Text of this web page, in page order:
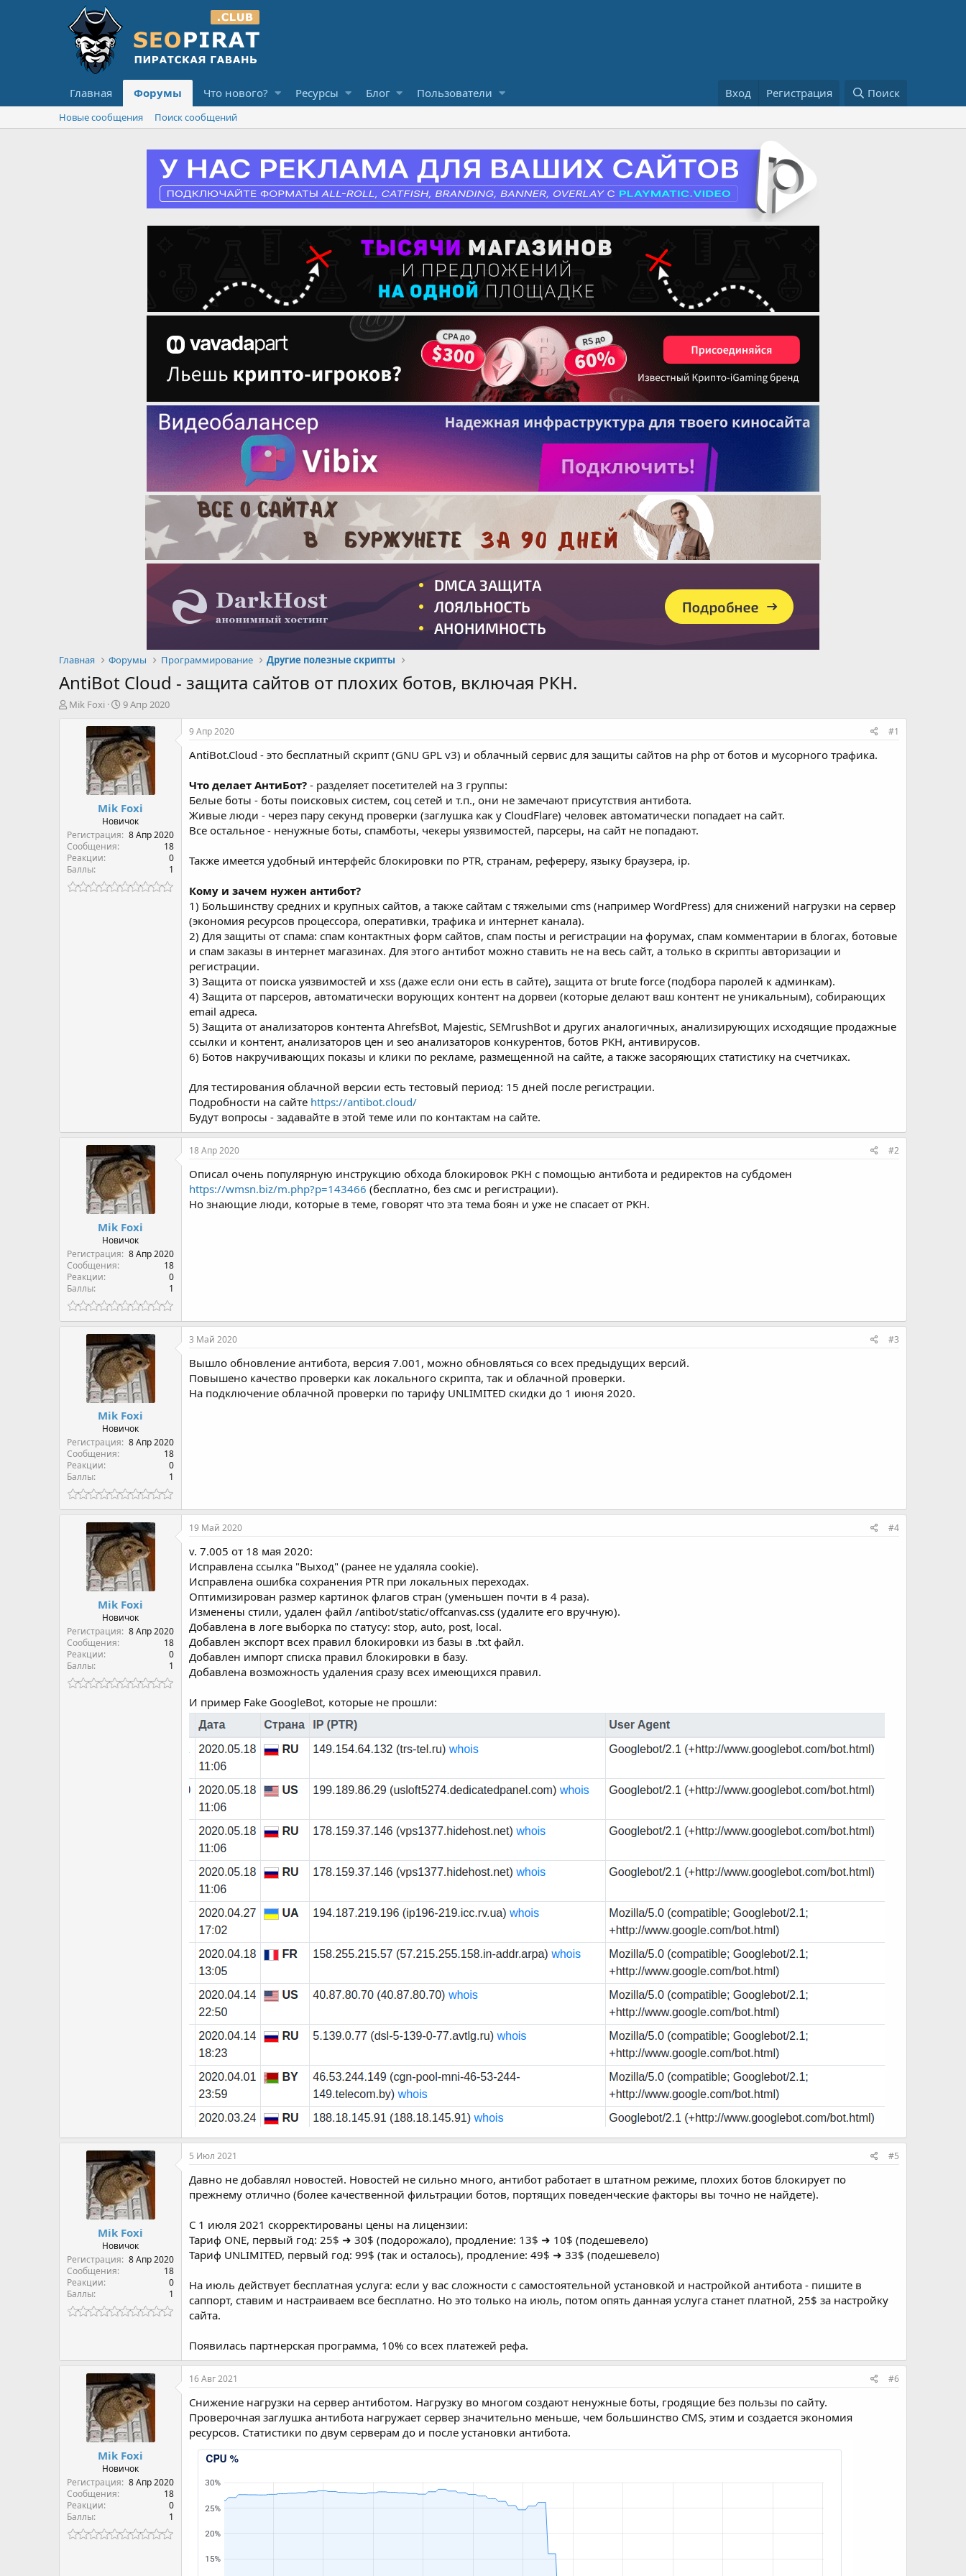
Главная Форумы Что нового? Ресурсы Блог Пользователи Вход Регистрация Поиск
Новые сообщения Поиск сообщений
Главная Форумы Программирование Другие полезные скрипты
AntiBot Cloud - защита сайтов от плохих ботов, включая РКН.
А
Mik Foxi
Д
т
а
н
а
ч
а
л
а
9 Апр 2020
Mik Foxi
Новичок
Регистрация
8 Апр 2020
Сообщения
18
Реакции
0
Баллы
1
9 Апр 2020 #1
AntiBot.Cloud - это бесплатный скрипт (GNU GPL v3) и облачный сервис для защиты сайтов на php от ботов и мусорного трафика.
Что делает АнтиБот? - разделяет посетителей на 3 группы:
Белые боты - боты поисковых систем, соц сетей и т.п., они не замечают присутствия антибота.
Живые люди - через пару секунд проверки (заглушка как у CloudFlare) человек автоматически попадает на сайт.
Все остальное - ненужные боты, спамботы, чекеры уязвимостей, парсеры, на сайт не попадают.
Также имеется удобный интерфейс блокировки по PTR, странам, рефереру, языку браузера, ip.
Кому и зачем нужен антибот?
1) Большинству средних и крупных сайтов, а также сайтам с тяжелыми cms (например WordPress) для снижений нагрузки на сервер
(экономия ресурсов процессора, оперативки, трафика и интернет канала).
2) Для защиты от спама: спам контактных форм сайтов, спам посты и регистрации на форумах, спам комментарии в блогах, ботовые
и спам заказы в интернет магазинах. Для этого антибот можно ставить не на весь сайт, а только в скрипты авторизации и
регистрации.
3) Защита от поиска уязвимостей и xss (даже если они есть в сайте), защита от brute force (подбора паролей к админкам).
4) Защита от парсеров, автоматически ворующих контент на дорвеи (которые делают ваш контент не уникальным), собирающих
email адреса.
5) Защита от анализаторов контента AhrefsBot, Majestic, SEMrushBot и других аналогичных, анализирующих исходящие продажные
ссылки и контент, анализаторов цен и seo анализаторов конкурентов, ботов РКН, антивирусов.
6) Ботов накручивающих показы и клики по рекламе, размещенной на сайте, а также засоряющих статистику на счетчиках.
Для тестирования облачной версии есть тестовый период: 15 дней после регистрации.
Подробности на сайте https://antibot.cloud/
Будут вопросы - задавайте в этой теме или по контактам на сайте.
Mik Foxi
Новичок
Регистрация
8 Апр 2020
Сообщения
18
Реакции
0
Баллы
1
18 Апр 2020 #2
Описал очень популярную инструкцию обхода блокировок РКН с помощью антибота и редиректов на субдомен
https://wmsn.biz/m.php?p=143466 (бесплатно, без смс и регистрации).
Но знающие люди, которые в теме, говорят что эта тема боян и уже не спасает от РКН.
Mik Foxi
Новичок
Регистрация
8 Апр 2020
Сообщения
18
Реакции
0
Баллы
1
3 Май 2020 #3
Вышло обновление антибота, версия 7.001, можно обновляться со всех предыдущих версий.
Повышено качество проверки как локального скрипта, так и облачной проверки.
На подключение облачной проверки по тарифу UNLIMITED скидки до 1 июня 2020.
Mik Foxi
Новичок
Регистрация
8 Апр 2020
Сообщения
18
Реакции
0
Баллы
1
19 Май 2020 #4
v. 7.005 от 18 мая 2020:
Исправлена ссылка "Выход" (ранее не удаляла cookie).
Исправлена ошибка сохранения PTR при локальных переходах.
Оптимизирован размер картинок флагов стран (уменьшен почти в 4 раза).
Изменены стили, удален файл /antibot/static/offcanvas.css (удалите его вручную).
Добавлена в логе выборка по статусу: stop, auto, post, local.
Добавлен экспорт всех правил блокировки из базы в .txt файл.
Добавлен импорт списка правил блокировки в базу.
Добавлена возможность удаления сразу всех имеющихся правил.
И пример Fake GoogleBot, которые не прошли:
Mik Foxi
Новичок
Регистрация
8 Апр 2020
Сообщения
18
Реакции
0
Баллы
1
5 Июл 2021 #5
Давно не добавлял новостей. Новостей не сильно много, антибот работает в штатном режиме, плохих ботов блокирует по
прежнему отлично (более качественной фильтрации ботов, портящих поведенческие факторы вы точно не найдете).
С 1 июля 2021 скорректированы цены на лицензии:
Тариф ONE, первый год: 25$ ➜ 30$ (подорожало), продление: 13$ ➜ 10$ (подешевело)
Тариф UNLIMITED, первый год: 99$ (так и осталось), продление: 49$ ➜ 33$ (подешевело)
На июль действует бесплатная услуга: если у вас сложности с самостоятельной установкой и настройкой антибота - пишите в
саппорт, ставим и настраиваем все бесплатно. Но это только на июль, потом опять данная услуга станет платной, 25$ за настройку
сайта.
Появилась партнерская программа, 10% со всех платежей рефа.
Mik Foxi
Новичок
Регистрация
8 Апр 2020
Сообщения
18
Реакции
0
Баллы
1
16 Авг 2021 #6
Снижение нагрузки на сервер антиботом. Нагрузку во многом создают ненужные боты, гродящие без пользы по сайту.
Проверочная заглушка антибота нагружает сервер значительно меньше, чем большинство CMS, этим и создается экономия
ресурсов. Статистики по двум серверам до и после установки антибота.